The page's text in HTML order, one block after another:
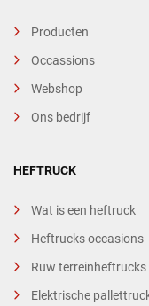
Producten
Occassions
Webshop
Ons bedrijf
HEFTRUCK
Wat is een heftruck
Heftrucks occasions
Ruw terreinheftrucks
Elektrische